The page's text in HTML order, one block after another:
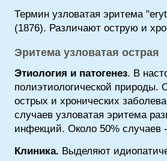
Термин узловатая эритема
(1876). Различают острую и
Эритема узловатая острая
Этиология и патогенез. В
полиэтиологической природы.
острых и хронических
случаев узловатая эритема
инфекций. Около 50% случаев
Клиника. Выделяют